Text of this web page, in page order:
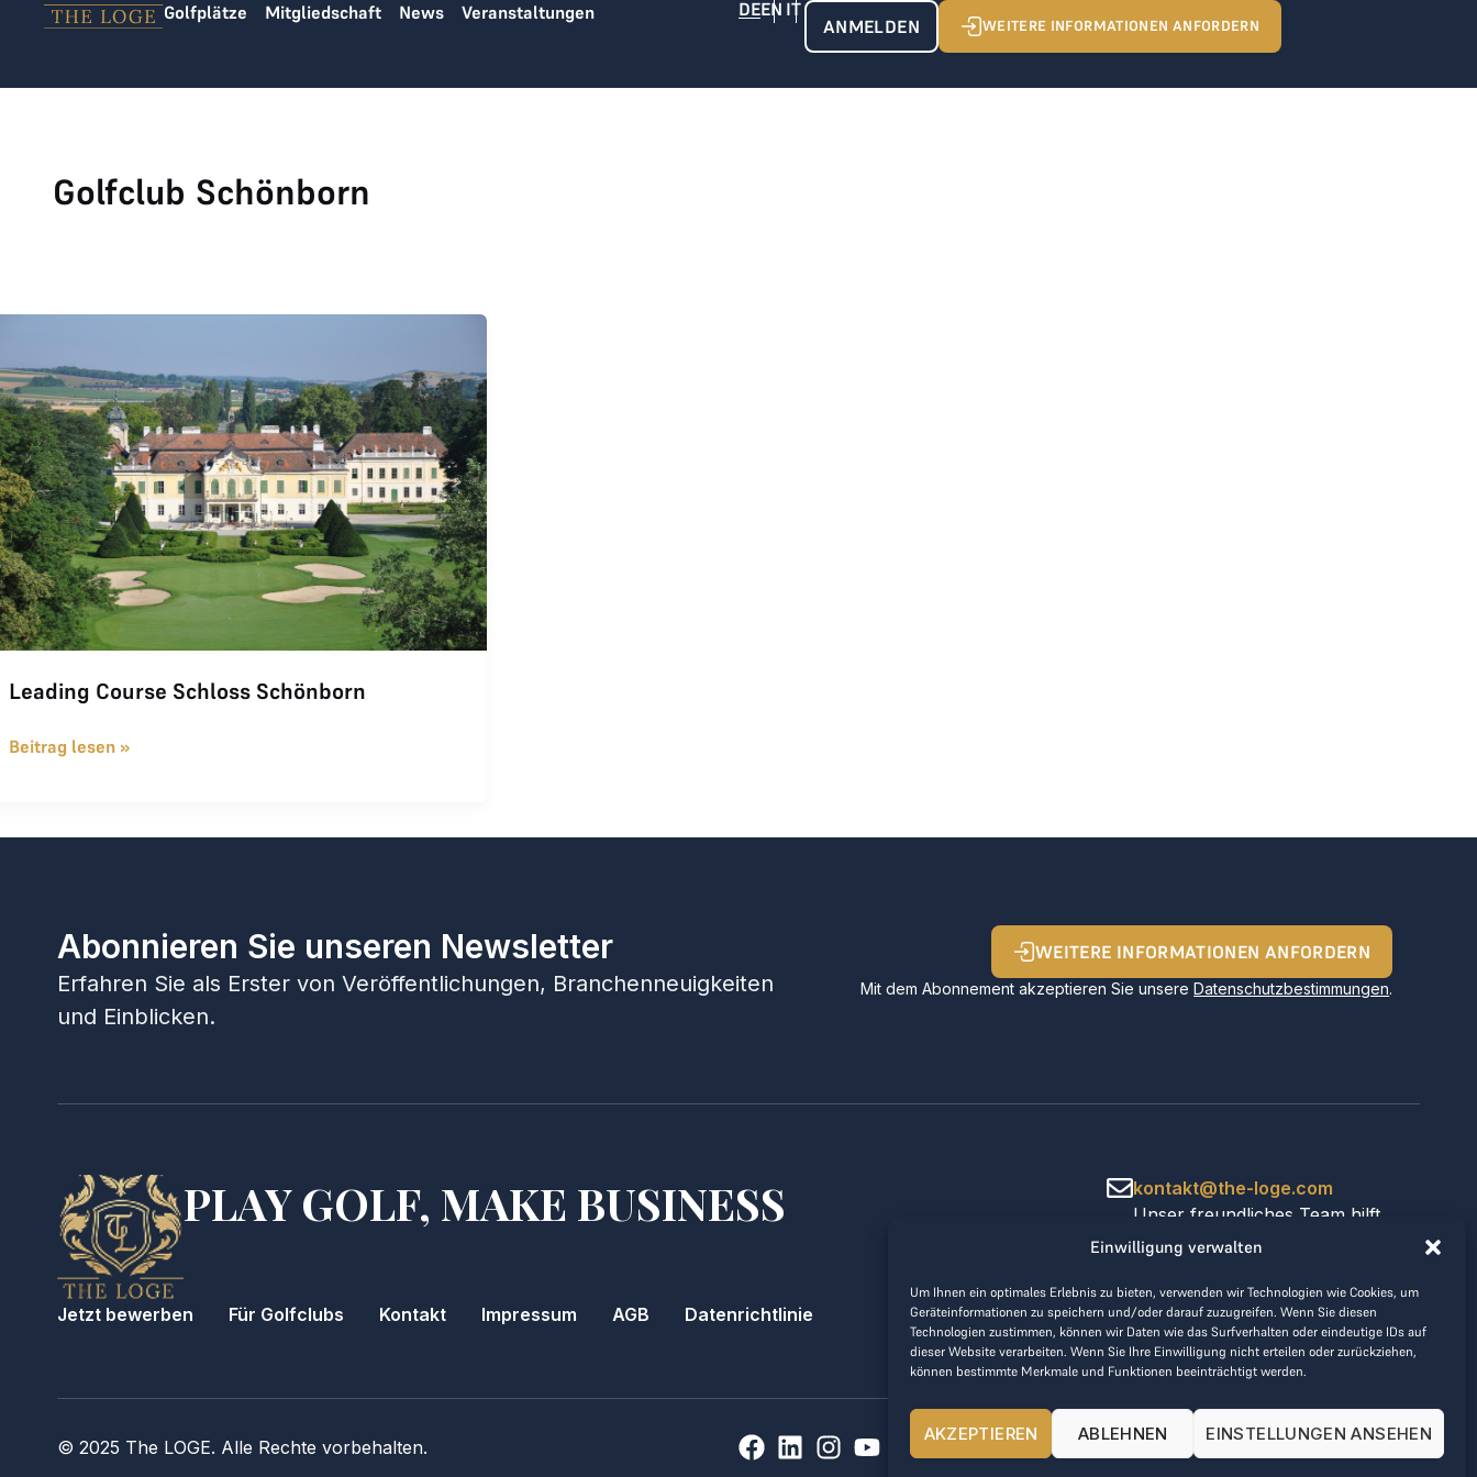
Einwilligung verwalten
Um Ihnen ein optimales Erlebnis zu bieten, verwenden wir Technologien wie Cookies, um
Geräteinformationen zu speichern und/oder darauf zuzugreifen. Wenn Sie diesen
Technologien zustimmen, können wir Daten wie das Surfverhalten oder eindeutige IDs auf
dieser Website verarbeiten. Wenn Sie Ihre Einwilligung nicht erteilen oder zurückziehen,
können bestimmte Merkmale und Funktionen beeinträchtigt werden.
AKZEPTIEREN ABLEHNEN EINSTELLUNGEN ANSEHEN
Zum Inhalt springen Golfplätze Mitgliedschaft News Veranstaltungen
ANMELDEN WEITERE INFORMATIONEN ANFORDERN
Golfclub Schönborn
Leading Course Schloss Schönborn
Beitrag lesen »
Abonnieren Sie unseren Newsletter
Erfahren Sie als Erster von Veröffentlichungen, Branchenneuigkeiten
und Einblicken.
WEITERE INFORMATIONEN ANFORDERN
Mit dem Abonnement akzeptieren Sie unsereDatenschutzbestimmungen.
PLAY GOLF, MAKE BUSINESS
Jetzt bewerben Für Golfclubs Kontakt Impressum AGB Datenrichtlinie
kontakt@the-loge.com
Unser freundliches Team hilft
Ihnen gerne weiter.
Mo-Fr von 8:00 bis 17:00 Uhr.
© 2025 The LOGE. Alle Rechte vorbehalten.